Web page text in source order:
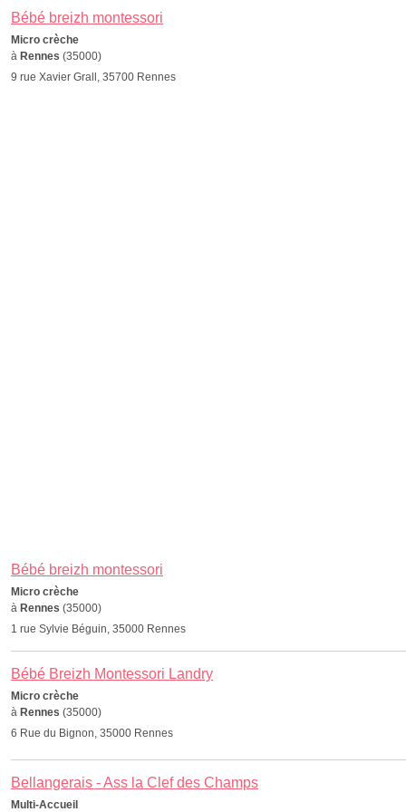
Bébé breizh montessori
Micro crèche
à Rennes (35000)
9 rue Xavier Grall, 35700 Rennes
Bébé breizh montessori
Micro crèche
à Rennes (35000)
1 rue Sylvie Béguin, 35000 Rennes
Bébé Breizh Montessori Landry
Micro crèche
à Rennes (35000)
6 Rue du Bignon, 35000 Rennes
Bellangerais - Ass la Clef des Champs
Multi-Accueil